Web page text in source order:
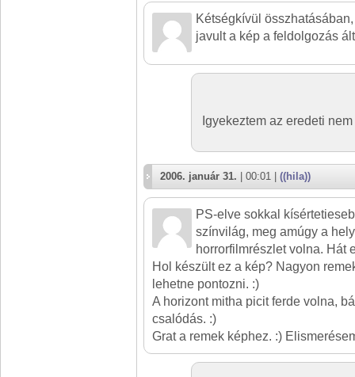
Kétségkívül
javult a kép a feldolgozás
Igyekeztem az eredeti
2006. január 31. | 00:01 | ((hila))
PS-elve sokkal
színvilág, meg amúgy a
horrorfilmrészlet volna. Hát
Hol készült ez a kép? Nagyon
lehetne pontozni. :)
A horizont mitha picit ferde volna,
csalódás. :)
Grat a remek képhez. :)